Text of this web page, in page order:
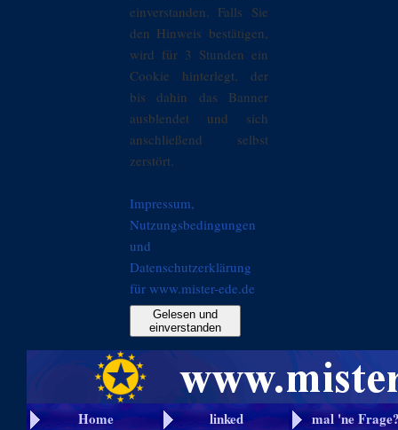
einverstanden. Falls Sie
den Hinweis bestätigen,
wird für 3 Stunden ein
Cookie hinterlegt, der
bis dahin das Banner
ausblendet und sich
anschließend selbst
zerstört.
Impressum,
Nutzungsbedingungen
und
Datenschutzerklärung
für www.mister-ede.de
Gelesen und
einverstanden
Home linked
mal 'ne